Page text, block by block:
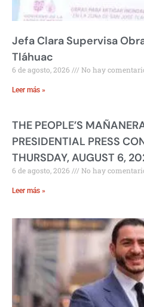
Jefa Clara Supervisa
Tláhuac
6 de agosto, 2026 No hay
Leer más »
THE PEOPLE’S
PRESIDENTIAL PRESS
THURSDAY, AUGUST 6,
6 de agosto, 2026 No hay
Leer más »